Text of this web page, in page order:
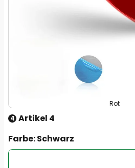
Rot
4 Artikel 4
Farbe: Schwarz